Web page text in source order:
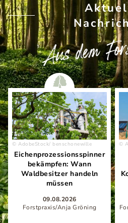
Aus dem
AdobeStock/ benschonewille
Eichenprozessionsspinner
bekämpfen: Wann
Waldbesitzer handeln
müssen
09.08.2026
Forstpraxis/Anja Gröning